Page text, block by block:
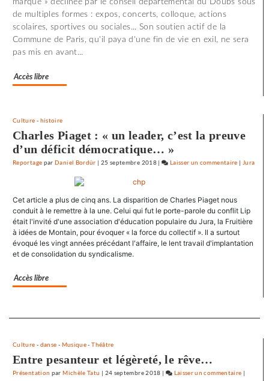
de multiples formes : expos, concerts, colloque, actions
scolaires, sportives ou sociales... Son soutien actif de la
Commune de Paris, qu'il paya d'une fin de vie en exil, ne sera
pas mis en avant...
Accès libre
Culture - histoire
Charles Piaget : « un leader, c’est la preuve
d’un déficit démocratique… »
Reportage parDaniel Bordür | 25 septembre 2018| Laisser un commentaire on
à
«
| Jura
Cet article a plus de cinq ans. La disparition de Charles Piaget nous
conduit à le remettre à la une. Celui qui fut le porte-parole du conflit Lip
était l'invité d'une association d'éducation populaire du Jura, la Fruitière
à idées de Montain, pour évoquer « la force du collectif ». Il a surtout
évoqué les vingt années précédant l'affaire, le lent travail d'implantation
et de consolidation du syndicalisme.
Accès libre
Culture - danse - Musique-Théâtre
Entre pesanteur et légèreté, le rêve…
Présentation parMichèle Tatu | 24 septembre 2018 | Laisser un commentaire on
|